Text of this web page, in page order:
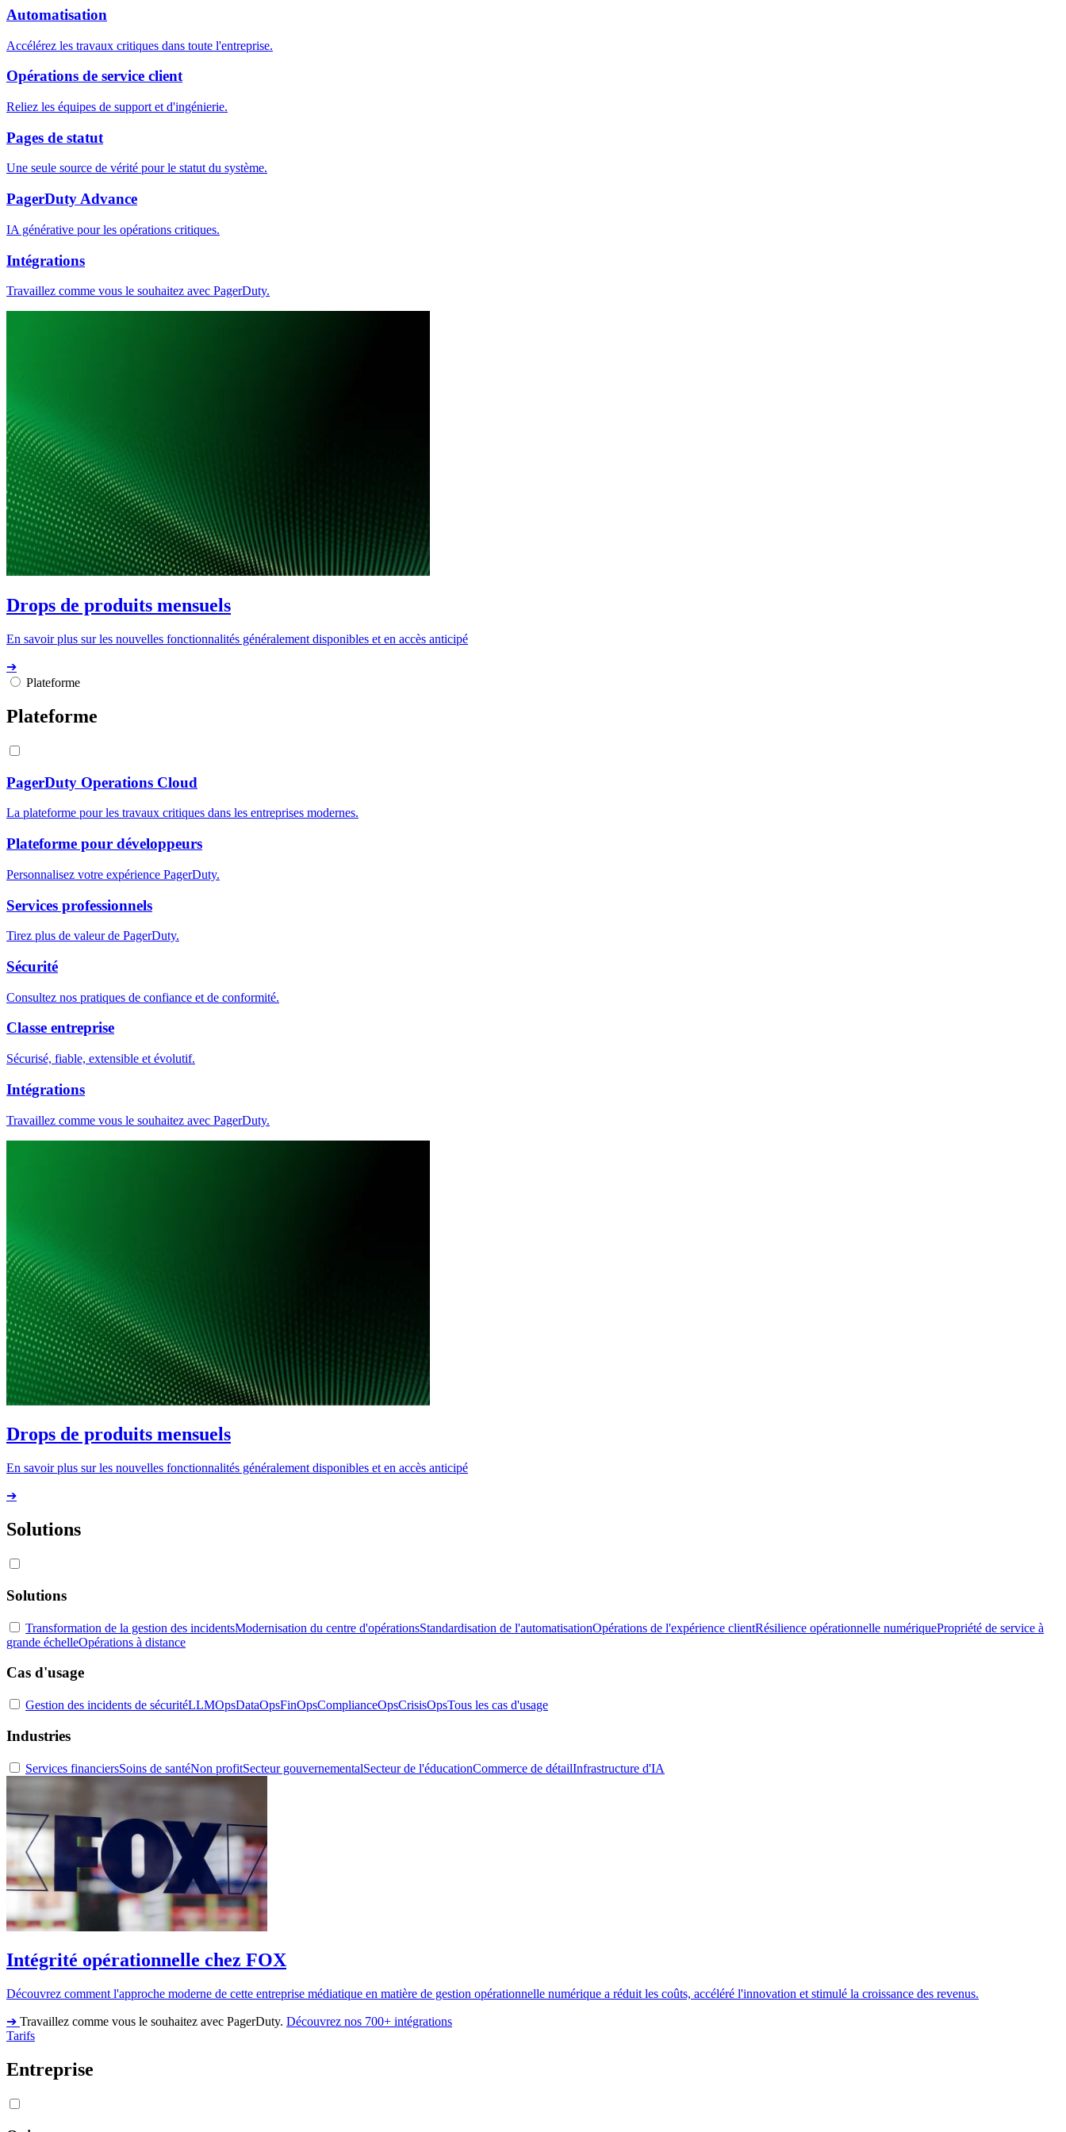
Automatisation
Accélérez les travaux critiques dans toute l'entreprise.
Opérations de service client
Reliez les équipes de support et d'ingénierie.
Pages de statut
Une seule source de vérité pour le statut du système.
PagerDuty Advance
IA générative pour les opérations critiques.
Intégrations
Travaillez comme vous le souhaitez avec PagerDuty.
Drops de produits mensuels
En savoir plus sur les nouvelles fonctionnalités généralement disponibles et en accès anticipé
➔
Plateforme
Plateforme
PagerDuty Operations Cloud
La plateforme pour les travaux critiques dans les entreprises modernes.
Plateforme pour développeurs
Personnalisez votre expérience PagerDuty.
Services professionnels
Tirez plus de valeur de PagerDuty.
Sécurité
Consultez nos pratiques de confiance et de conformité.
Classe entreprise
Sécurisé, fiable, extensible et évolutif.
Intégrations
Travaillez comme vous le souhaitez avec PagerDuty.
Drops de produits mensuels
En savoir plus sur les nouvelles fonctionnalités généralement disponibles et en accès anticipé
➔
Solutions
Solutions
Transformation de la gestion des incidentsModernisation du centre d'opérationsStandardisation de l'automatisationOpérations de l'expérience clientRésilience opérationnelle numériquePropriété de service à
grande échelleOpérations à distance
Cas d'usage
Gestion des incidents de sécuritéLLMOpsDataOpsFinOpsComplianceOpsCrisisOpsTous les cas d'usage
Industries
Services financiersSoins de santéNon profitSecteur gouvernementalSecteur de l'éducationCommerce de détailInfrastructure d'IA
Intégrité opérationnelle chez FOX
Découvrez comment l'approche moderne de cette entreprise médiatique en matière de gestion opérationnelle numérique a réduit les coûts, accéléré l'innovation et stimulé la croissance des revenus.
➔ Travaillez comme vous le souhaitez avec PagerDuty. Découvrez nos 700+ intégrations
Tarifs
Entreprise